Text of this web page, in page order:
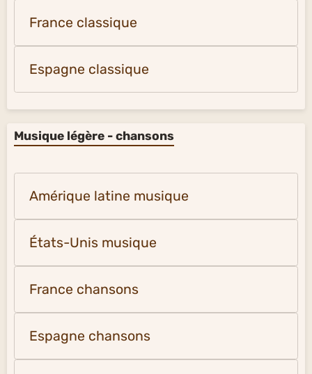
France classique
Espagne classique
Musique légère - chansons
Amérique latine musique
États-Unis musique
France chansons
Espagne chansons